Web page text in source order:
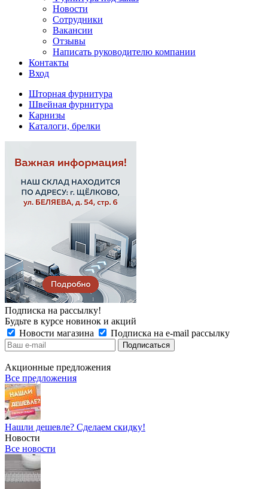
Новости
Сотрудники
Вакансии
Отзывы
Написать руководителю компании
Контакты
Вход
Шторная фурнитура
Швейная фурнитура
Карнизы
Каталоги, брелки
Подписка на рассылку!
Будьте в курсе новинок и акций
Новости магазина
Подписка на e-mail рассылку
Акционные предложения
Все предложения
Нашли дешевле? Сделаем скидку!
Новости
Все новости